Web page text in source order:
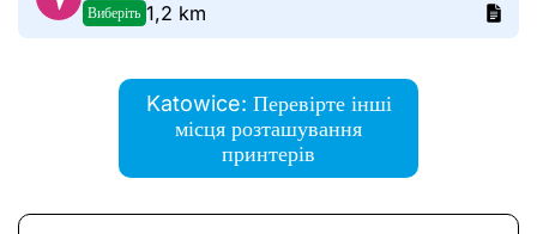
Виберіть 1,2 km
Katowice: Перевірте інші
місця розташування
принтерів